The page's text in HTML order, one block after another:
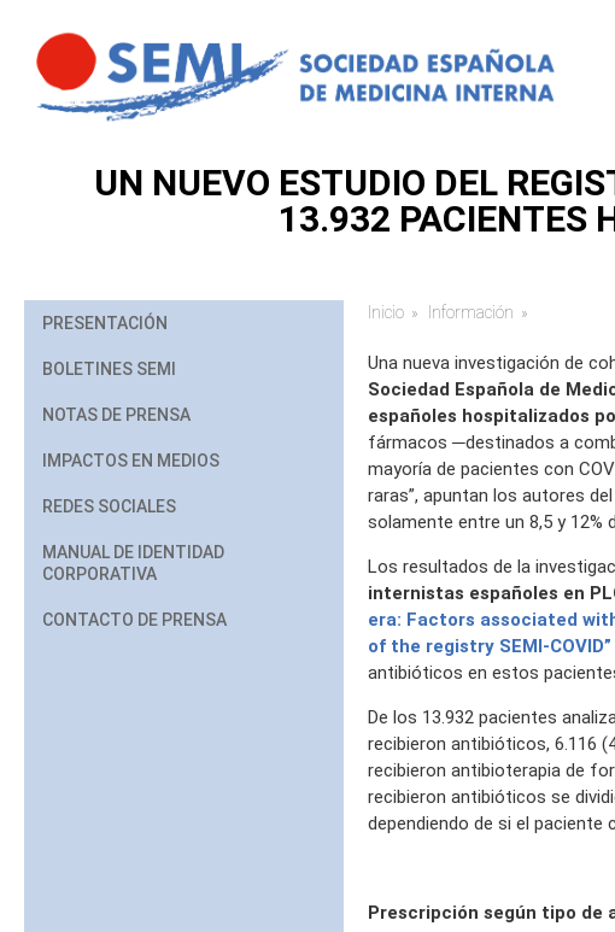
UN NUEVO ESTUDIO DEL
13.932 PACIENTES
PRESENTACIÓN
BOLETINES SEMI
NOTAS DE PRENSA
IMPACTOS EN MEDIOS
REDES SOCIALES
MANUAL DE IDENTIDAD
CORPORATIVA
CONTACTO DE PRENSA
Usted está aquí
Inicio Información
Una nueva investigación de
Sociedad Española de
españoles hospitalizados
fármacos ─destinados a
mayoría de pacientes con
raras”, apuntan los autores
solamente entre un 8,5 y 12%
Los resultados de la
internistas españoles en
era: Factors associated
of the registry SEMI-COVID”
antibióticos en estos
De los 13.932 pacientes
recibieron antibióticos, 6.116
recibieron antibioterapia de
recibieron antibióticos se
dependiendo de si el paciente
Prescripción según tipo de